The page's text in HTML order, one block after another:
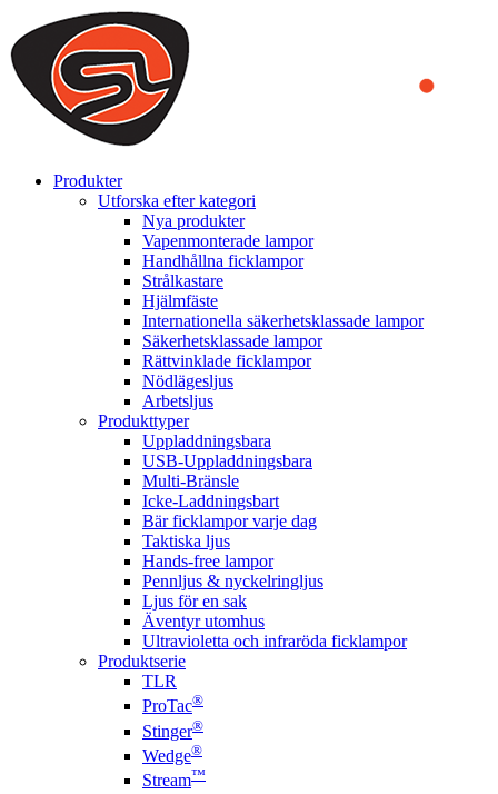
We use cookies to ensure that we provide you the best experience
on our website. By continuing to browse this website, you accept
that cookies are used to help us analyze how the website is used and
to offer you a better experience. To learn more or to find out how
you can disable cookies, you can access our
Produkter
Utforska efter kategori
Nya produkter
Vapenmonterade lampor
Handhållna ficklampor
Strålkastare
Hjälmfäste
Internationella säkerhetsklassade lampor
Säkerhetsklassade lampor
Rättvinklade ficklampor
Nödlägesljus
Arbetsljus
Produkttyper
Uppladdningsbara
USB-Uppladdningsbara
Multi-Bränsle
Icke-Laddningsbart
Bär ficklampor varje dag
Taktiska ljus
Hands-free lampor
Pennljus & nyckelringljus
Ljus för en sak
Äventyr utomhus
Ultravioletta och infraröda ficklampor
Produktserie
TLR
ProTac®
Stinger®
Wedge®
Stream™